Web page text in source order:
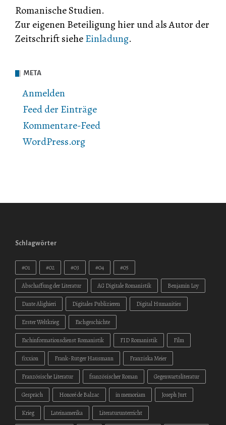
Romanische Studien.
Zur eigenen Beteiligung hier und als Autor der
Zeitschrift sieheEinladung.
META
Anmelden
Feed der Einträge
Kommentare-Feed
WordPress.org
Schlagwörter
#01 #02 #03 #04 #05
Abschaffung der Literatur AG Digitale Romanistik Benjamin Loy
Dante Alighieri Digitales Publizieren Digital Humanities
Erster Weltkrieg Fachgeschichte
Fachinformationsdienst Romanistik FID Romanistik Film
fixxion Frank-Rutger Hausmann Franziska Meier
Französische Literatur französischer Roman Gegenwartsliteratur
Gespräch Honoré de Balzac in memoriam Joseph Jurt
Krieg Lateinamerika Literaturunterricht